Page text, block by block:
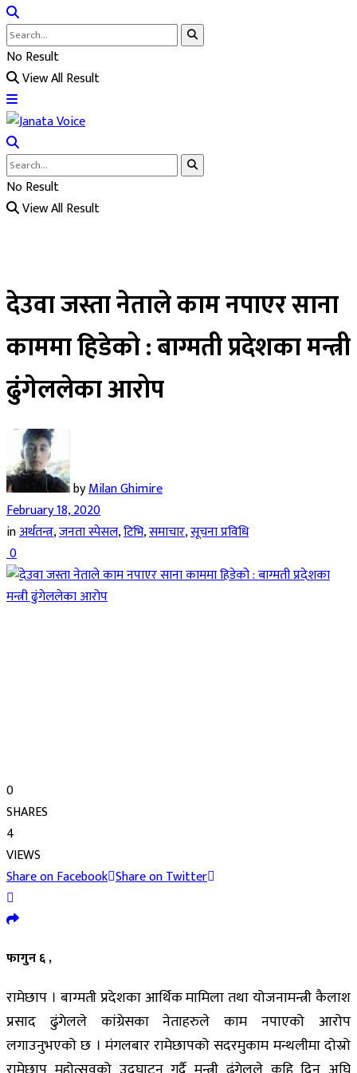
No Result
View All Result
No Result
View All Result
देउवा जस्ता नेताले काम नपाएर साना
काममा हिडेको : बाग्मती प्रदेशका मन्त्री
ढुंगेललेका आरोप
byMilan Ghimire
February 18, 2020
inअर्थतन्त्र,जनता स्पेसल,टिभि,समाचार,सूचना प्रविधि
0
0
SHARES
4
VIEWS
Share on Facebook Share on Twitter
फागुन ६ ,
रामेछाप । बाग्मती प्रदेशका आर्थिक मामिला तथा योजनामन्त्री कैलाश
प्रसाद ढुंगेलले कांग्रेसका नेताहरुले काम नपाएको आरोप
लगाउनुभएको छ । मंगलबार रामेछापको सदरमुकाम मन्थलीमा दोस्रो